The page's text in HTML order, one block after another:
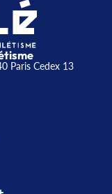
Paris Cedex 13